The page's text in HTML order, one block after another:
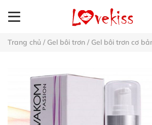
Trang chủ / Gel bôi trơn / Gel bôi trơn cơ